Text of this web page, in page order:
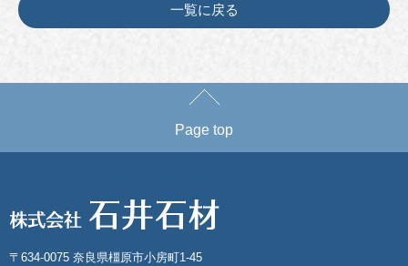
一覧に戻る
Page top
〒634-0075 奈良県橿原市小房町1-45